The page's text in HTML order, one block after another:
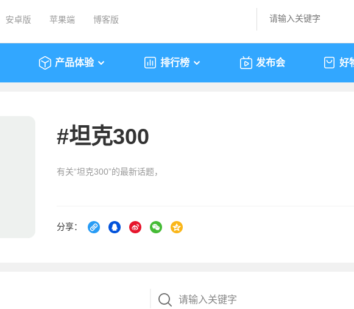
安卓版 苹果端 博客版
产品体验 排行榜 发布会 好
#坦克300
有关“坦克300”的最新话题，
分享：